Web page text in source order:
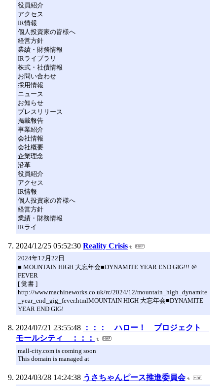
役員紹介
アクセス
IR情報
個人投資家の皆様へ
経営方針
業績・財務情報
IRライブラリ
株式・社債情報
お問い合わせ
採用情報
ニュース
お知らせ
プレスリリース
掲載報告
事業紹介
会社情報
会社概要
企業理念
沿革
役員紹介
アクセス
IR情報
個人投資家の皆様へ
経営方針
業績・財務情報
IRライ
2024/12/25 05:52:30 Reality Crisis
2024年12月22日
■ MOUNTAIN HIGH 大忘年会■DYNAMITE YEAR END GIG!!! ＠
FEVER
[ 覚書 ]
http://www.machineworks.co.uk/rc/2024/12/mountain_high_dynamite
_year_end_gig_fever.htmlMOUNTAIN HIGH 大忘年会■DYNAMITE
YEAR END GIG!
2024/07/21 23:55:48
：：： ハロー！ プロジェクト
モールシティ ：：：
mall-city.com is coming soon
This domain is managed at
2024/03/28 14:24:38 うさちゃんピース推進委員会